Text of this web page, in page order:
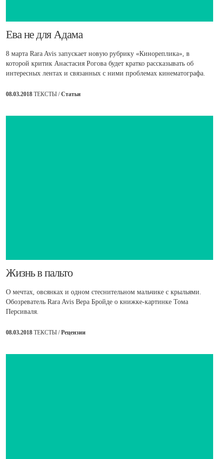
Ева не для Адама
8 марта Rara Avis запускает новую рубрику «Кинореплика», в
которой критик Анастасия Рогова будет кратко рассказывать об
интересных лентах и связанных с ними проблемах кинематографа.
08.03.2018 ТЕКСТЫ /Статьи
​Жизнь в пальто
О мечтах, овсянках и одном стеснительном мальчике с крыльями.
Обозреватель Rara Avis Вера Бройде о книжке-картинке Тома
Персиваля.
08.03.2018 ТЕКСТЫ /Рецензии